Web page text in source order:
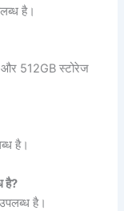
है।
512GB स्टोरेज
है।
है?
है।